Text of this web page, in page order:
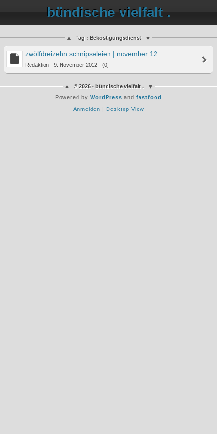
bündische vielfalt .
Tag : Beköstigungsdienst
zwölfdreizehn schnipseleien | november 12
Redaktion - 9. November 2012 - (0)
© 2026 - bündische vielfalt .
Powered by WordPress and fastfood
Anmelden | Desktop View